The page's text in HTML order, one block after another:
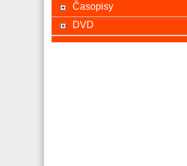
Časopisy
DVD